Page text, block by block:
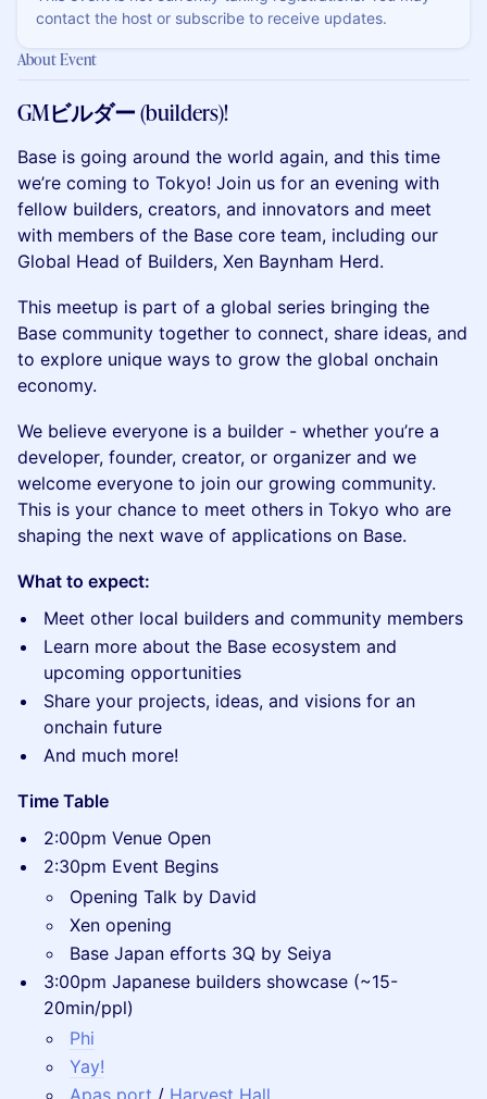
contact the host or subscribe to receive updates.
About Event
GMビルダー (builders)!
​Base is going around the world again, and this time
we’re coming to Tokyo! Join us for an evening with
fellow builders, creators, and innovators and meet
with members of the Base core team, including our
Global Head of Builders, Xen Baynham Herd.
​This meetup is part of a global series bringing the
Base community together to connect, share ideas, and
to explore unique ways to grow the global onchain
economy.
​We believe everyone is a builder - whether you’re a
developer, founder, creator, or organizer and we
welcome everyone to join our growing community.
This is your chance to meet others in Tokyo who are
shaping the next wave of applications on Base.
What to expect:
​Meet other local builders and community members
​Learn more about the Base ecosystem and
upcoming opportunities
​Share your projects, ideas, and visions for an
onchain future
​And much more!
Time Table
2:00pm Venue Open
2:30pm Event Begins
Opening Talk by David
Xen opening
Base Japan efforts 3Q by Seiya
3:00pm Japanese builders showcase (~15-
20min/ppl)
Phi
Yay!
Apas port / Harvest Hall